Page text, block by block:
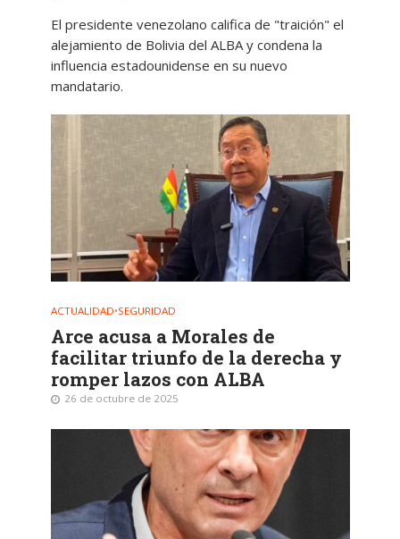
El presidente venezolano califica de "traición" el
alejamiento de Bolivia del ALBA y condena la
influencia estadounidense en su nuevo
mandatario.
ACTUALIDAD•SEGURIDAD
Arce acusa a Morales de
facilitar triunfo de la derecha y
romper lazos con ALBA
26 de octubre de 2025